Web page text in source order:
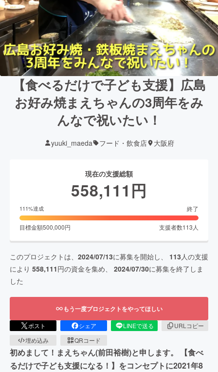
【食べるだけで子ども支援】広島
お好み焼まえちゃんの3周年をみ
んなで祝いたい！
yuuki_maeda フード・飲食店 大阪府
現在の支援総額
558,111 円
111%達成 終了
目標金額500,000円 支援者数113 人
このプロジェクトは、 2024/07/13に募集を開始し、 113 人の支援
により 558,111円の資金を集め、 2024/07/30に募集を終了しま
した
もう一度プロジェクトをやってほしい
ポスト シェア LINEで送る
URLコピー
埋め込み
QRコード
初めまして！まえちゃん(前田裕樹)と申します。 【食べ
るだけで子ども支援になる！】をコンセプトに2021年8